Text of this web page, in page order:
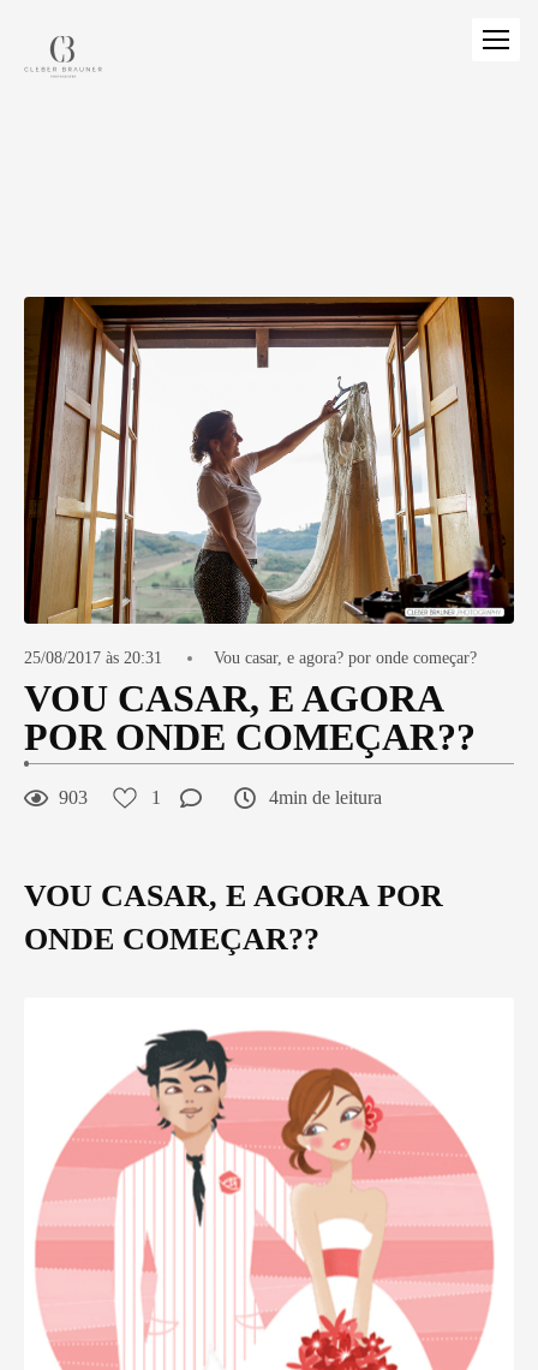
25/08/2017 às 20:31 Vou casar, e agora? por onde começar?
VOU CASAR, E AGORA
POR ONDE COMEÇAR??
903 1 4min de leitura
VOU CASAR, E AGORA POR
ONDE COMEÇAR??